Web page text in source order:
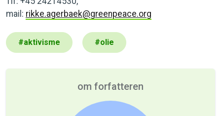
mail: rikke.agerbaek@greenpeace.org
#aktivisme #olie
om forfatteren